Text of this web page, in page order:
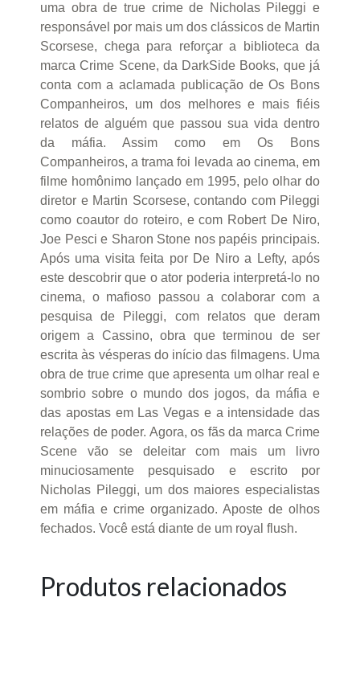
uma obra de true crime de Nicholas Pileggi e
responsável por mais um dos clássicos de Martin
Scorsese, chega para reforçar a biblioteca da
marca Crime Scene, da DarkSide Books, que já
conta com a aclamada publicação de Os Bons
Companheiros, um dos melhores e mais fiéis
relatos de alguém que passou sua vida dentro
da máfia. Assim como em Os Bons
Companheiros, a trama foi levada ao cinema, em
filme homônimo lançado em 1995, pelo olhar do
diretor e Martin Scorsese, contando com Pileggi
como coautor do roteiro, e com Robert De Niro,
Joe Pesci e Sharon Stone nos papéis principais.
Após uma visita feita por De Niro a Lefty, após
este descobrir que o ator poderia interpretá-lo no
cinema, o mafioso passou a colaborar com a
pesquisa de Pileggi, com relatos que deram
origem a Cassino, obra que terminou de ser
escrita às vésperas do início das filmagens. Uma
obra de true crime que apresenta um olhar real e
sombrio sobre o mundo dos jogos, da máfia e
das apostas em Las Vegas e a intensidade das
relações de poder. Agora, os fãs da marca Crime
Scene vão se deleitar com mais um livro
minuciosamente pesquisado e escrito por
Nicholas Pileggi, um dos maiores especialistas
em máfia e crime organizado. Aposte de olhos
fechados. Você está diante de um royal flush.
Produtos relacionados